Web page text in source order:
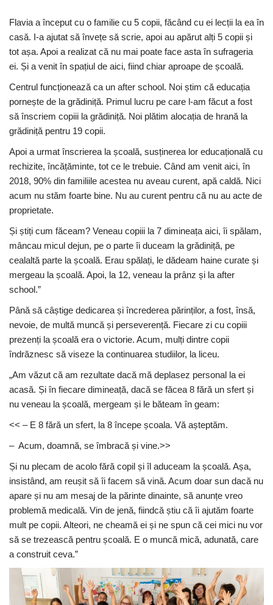
Flavia a început cu o familie cu 5 copii, făcând cu ei lecții la ea în
casă. I-a ajutat să învețe să scrie, apoi au apărut alți 5 copii și
tot așa. Apoi a realizat că nu mai poate face asta în sufrageria
ei. Și a venit în spațiul de aici, fiind chiar aproape de școală.
Centrul funcționează ca un after school. Noi știm că educația
pornește de la grădiniță. Primul lucru pe care l-am făcut a fost
să înscriem copiii la grădiniță. Noi plătim alocația de hrană la
grădiniță pentru 19 copii.
Apoi a urmat înscrierea la școală, susținerea lor educațională cu
rechizite, încățăminte, tot ce le trebuie. Când am venit aici, în
2018, 90% din familiile acestea nu aveau curent, apă caldă. Nici
acum nu stăm foarte bine. Nu au curent pentru că nu au acte de
proprietate.
Și știți cum făceam? Veneau copiii la 7 dimineața aici, îi spălam,
mâncau micul dejun, pe o parte îi duceam la grădiniță, pe
cealaltă parte la școală. Erau spălați, le dădeam haine curate și
mergeau la școală. Apoi, la 12, veneau la prânz și la after
school.”
Până să câștige dedicarea și încrederea părinților, a fost, însă,
nevoie, de multă muncă și perseverență. Fiecare zi cu copiii
prezenți la școală era o victorie. Acum, mulți dintre copii
îndrăznesc să viseze la continuarea studiilor, la liceu.
„Am văzut că am rezultate dacă mă deplasez personal la ei
acasă. Și în fiecare dimineață, dacă se făcea 8 fără un sfert și
nu veneau la școală, mergeam și le băteam în geam:
<< – E 8 fără un sfert, la 8 începe școala. Vă așteptăm.
– Acum, doamnă, se îmbracă și vine.>>
Și nu plecam de acolo fără copil și îl aduceam la școală. Așa,
insistând, am reușit să îi facem să vină. Acum doar sun dacă nu
apare și nu am mesaj de la părinte dinainte, să anunțe vreo
problemă medicală. Vin de jenă, fiindcă știu că îi ajutăm foarte
mult pe copii. Alteori, ne cheamă ei și ne spun că cei mici nu vor
să se trezească pentru școală. E o muncă mică, adunată, care
a construit ceva.”